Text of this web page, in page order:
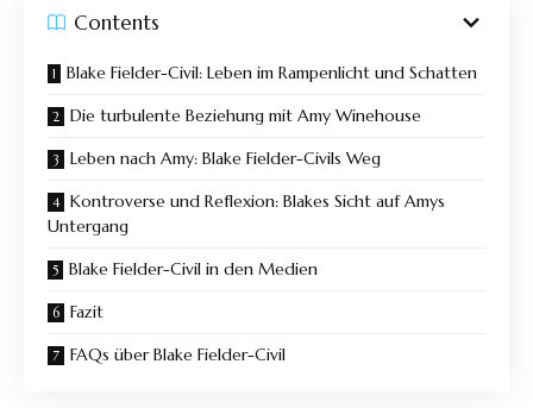
Contents
Blake Fielder-Civil: Leben im Rampenlicht und Schatten
Die turbulente Beziehung mit Amy Winehouse
Leben nach Amy: Blake Fielder-Civils Weg
Kontroverse und Reflexion: Blakes Sicht auf Amys
Untergang
Blake Fielder-Civil in den Medien
Fazit
FAQs über Blake Fielder-Civil